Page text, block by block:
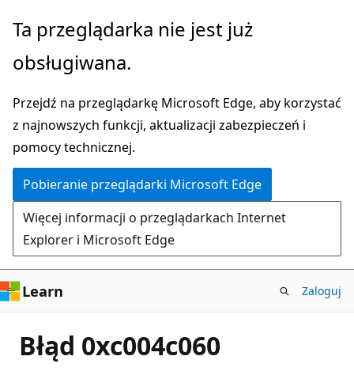
Przejdź
głównej
Ta przeglądarka nie jest już
obsługiwana.
Przejdź na przeglądarkę Microsoft Edge, aby korzystać
z najnowszych funkcji, aktualizacji zabezpieczeń i
pomocy technicznej.
Pobieranie przeglądarki Microsoft Edge
Więcej informacji o przeglądarkach Internet
Explorer i Microsoft Edge
Learn Zaloguj
Błąd 0xc004c060